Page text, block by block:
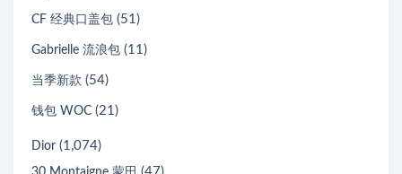
CF 经典口盖包 (51)
Gabrielle 流浪包 (11)
当季新款 (54)
钱包 WOC (21)
Dior (1,074)